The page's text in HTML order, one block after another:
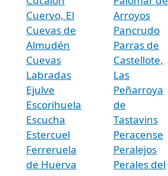
Cuervo, El
Cuevas de
Almudén
Cuevas
Labradas
Ejulve
Escorihuela
Escucha
Estercuel
Ferreruela
de Huerva
Arroyos
Pancrudo
Parras de
Castellote,
Las
Peñarroya
de
Tastavins
Peracense
Peralejos
Perales del